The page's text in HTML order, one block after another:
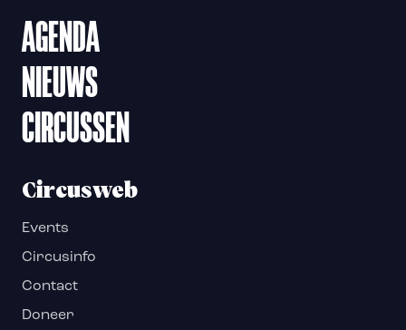
AGENDA
NIEUWS
CIRCUSSEN
Circusweb
Events
Circusinfo
Contact
Doneer